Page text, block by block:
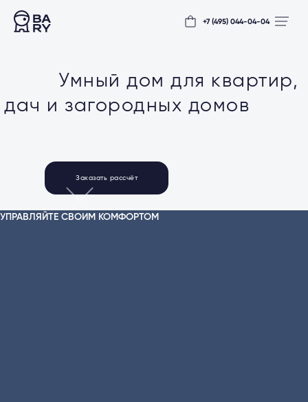
+7 (495) 044-04-04
Умный дом для квартир,
дач и загородных домов
Заказать рассчёт
УПРАВЛЯЙТЕ СВОИМ КОМФОРТОМ